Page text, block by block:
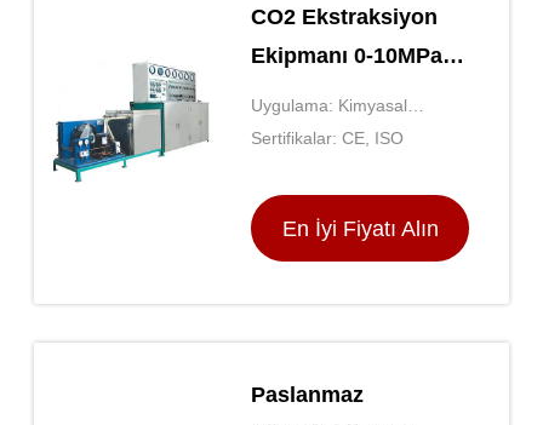
CO2 Ekstraksiyon
Ekipmanı 0-10MPa
Basınç
Uygulama: Kimyasal
EkstraksiyonSertifikalar: CE, ISO
En İyi Fiyatı Alın
Paslanmaz